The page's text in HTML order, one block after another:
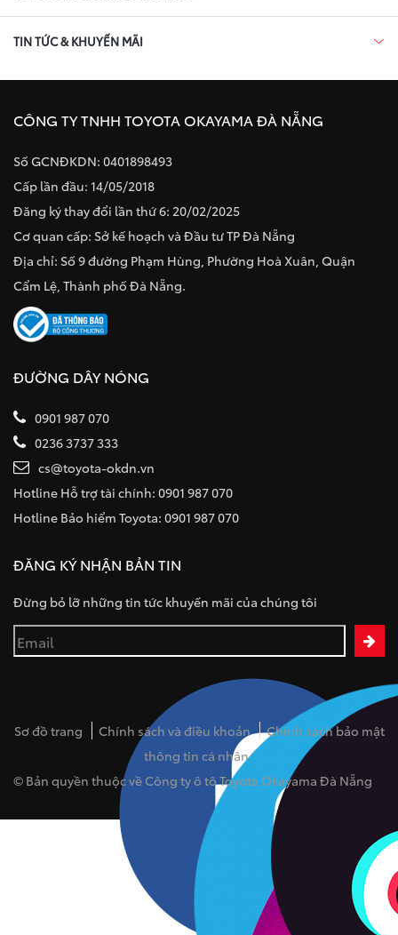
TIN TỨC & KHUYẾN MÃI
CÔNG TY TNHH TOYOTA OKAYAMA ĐÀ NẴNG
Số GCNĐKDN: 0401898493
Cấp lần đầu: 14/05/2018
Đăng ký thay đổi lần thứ 6: 20/02/2025
Cơ quan cấp: Sở kế hoạch và Đầu tư TP Đà Nẵng
Địa chỉ: Số 9 đường Phạm Hùng, Phường Hoà Xuân, Quận
Cẩm Lệ, Thành phố Đà Nẵng.
ĐƯỜNG DÂY NÓNG
0901 987 070
0236 3737 333
cs@toyota-okdn.vn
Hotline Hỗ trợ tài chính: 0901 987 070
Hotline Bảo hiểm Toyota: 0901 987 070
ĐĂNG KÝ NHẬN BẢN TIN
Đừng bỏ lỡ những tin tức khuyến mãi của chúng tôi
Sơ đồ trang Chính sách và điều khoản
Chính sách bảo mật
thông tin cá nhân
© Bản quyền thuộc về Công ty ô tô Toyota Okayama Đà Nẵng